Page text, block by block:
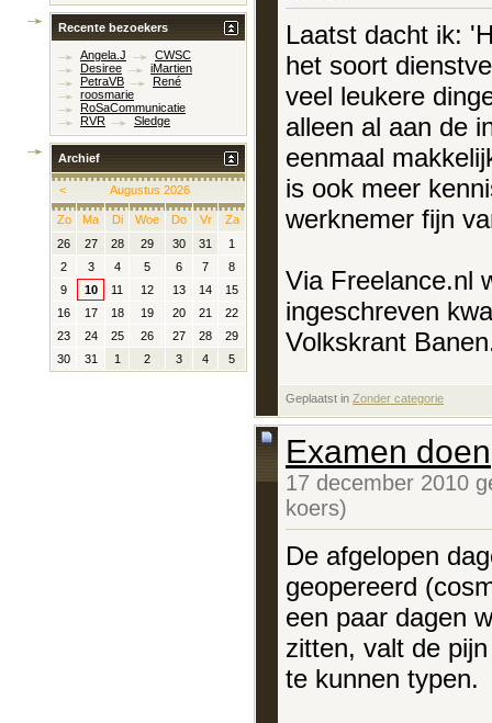
Laatst dacht ik:
het soort
veel leukere
alleen al aan de
eenmaal
is ook meer
werknemer fijn
Via Freelance.nl
ingeschreven
Volkskrant
Geplaatst in Zonder categorie
Examen doen
17 december 2010
koers)
De afgelopen
geopereerd
een paar dagen
zitten, valt de
te kunnen typen.
Recente bezoekers
Angela.J
CWSC
Desiree
iMartien
PetraVB
René
roosmarie
RoSaCommunicatie
RVR
Sledge
Archief
< Augustus 2026
Zo Ma Di Woe Do Vr
Za
26
27 28 29 30 31
1
2
3 4 5 6 7
8
9
10 11 12 13 14
15
16
17 18 19 20 21
22
23
24 25 26 27 28
29
30
31 1 2 3 4 5